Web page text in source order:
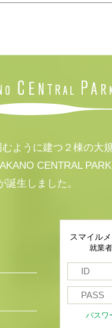
ように建つ２棟の大
CENTRAL
生しました。
スマイル
就業
パスワ